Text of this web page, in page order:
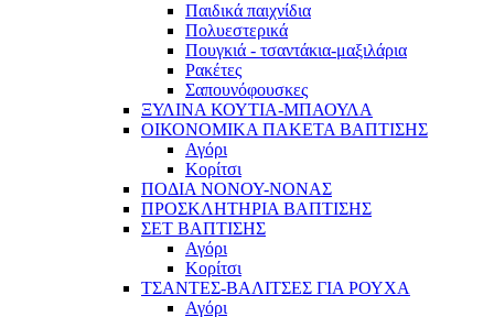
Παιδικά παιχνίδια
Πολυεστερικά
Πουγκιά - τσαντάκια-μαξιλάρια
Ρακέτες
Σαπουνόφουσκες
ΞΥΛΙΝΑ ΚΟΥΤΙΑ-ΜΠΑΟΥΛΑ
ΟΙΚΟΝΟΜΙΚΑ ΠΑΚΕΤΑ ΒΑΠΤΙΣΗΣ
Αγόρι
Κορίτσι
ΠΟΔΙΑ ΝΟΝΟΥ-ΝΟΝΑΣ
ΠΡΟΣΚΛΗΤΗΡΙΑ ΒΑΠΤΙΣΗΣ
ΣΕΤ ΒΑΠΤΙΣΗΣ
Αγόρι
Κορίτσι
ΤΣΑΝΤΕΣ-ΒΑΛΙΤΣΕΣ ΓΙΑ ΡΟΥΧΑ
Αγόρι